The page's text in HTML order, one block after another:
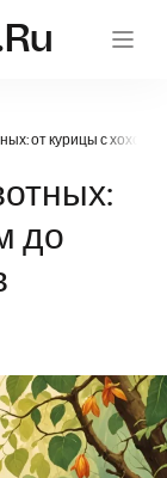
от курицы с
до